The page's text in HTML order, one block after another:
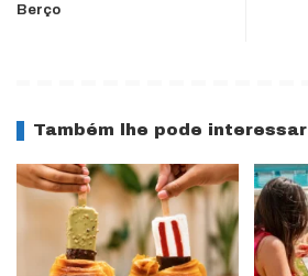
Berço
Também lhe pode interessar